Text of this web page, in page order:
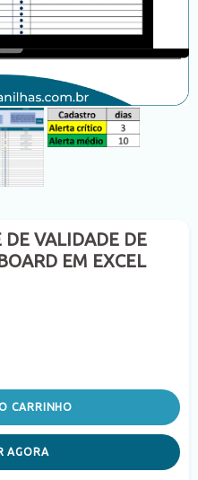
VALIDADE DE
EM EXCEL
CARRINHO
AGORA